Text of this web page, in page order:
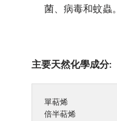
菌、病毒和蚊蟲。
主要天然化學成分:
單萜烯
倍半萜烯